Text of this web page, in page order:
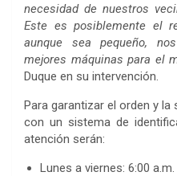
necesidad de nuestros
Este es posiblemente el
aunque sea pequeño,
mejores máquinas para el
Duque en su intervención.
Para garantizar el orden y la
con un sistema de
atención serán:
Lunes a viernes: 6:00 a.m.